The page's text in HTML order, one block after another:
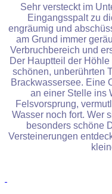
Sehr versteckt im
Eingangsspalt zu
engräumig und
am Grund immer
Verbruchbereich und
Der Hauptteil der
schönen, unberührten
Brackwassersee. Eine
an einer Stelle ins
Felsvorsprung,
Wasser noch fort. Wer
besonders schöne
Versteinerungen